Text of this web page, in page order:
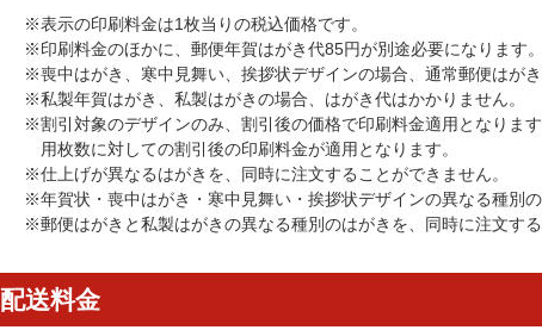
※表示の印刷料金は1枚当りの税込価格です。
※印刷料金のほかに、郵便年賀はがき代85円が別途必要になります。
※喪中はがき、寒中見舞い、挨拶状デザインの場合、通常郵便はが
※私製年賀はがき、私製はがきの場合、はがき代はかかりません。
※割引対象のデザインのみ、割引後の価格で印刷料金適用となりま
用枚数に対しての割引後の印刷料金が適用となります。
※仕上げが異なるはがきを、同時に注文することができません。
※年賀状・喪中はがき・寒中見舞い・挨拶状デザインの異なる種別
※郵便はがきと私製はがきの異なる種別のはがきを、同時に注文する
配送料金